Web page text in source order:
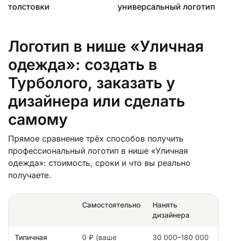
толстовки
универсальный логотип
Логотип в нише «Уличная
одежда»: создать в
Турболого, заказать у
дизайнера или сделать
самому
Прямое сравнение трёх способов получить
профессиональный логотип в нише «Уличная
одежда»: стоимость, сроки и что вы реально
получаете.
Самостоятельно
Нанять
дизайнера
Типичная 0 ₽ (ваше 30 000–180 000